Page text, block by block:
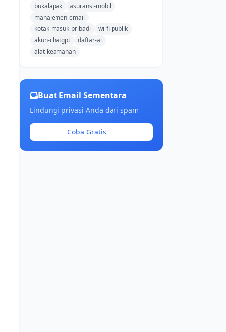
bukalapak
asuransi-mobil
manajemen-email
kotak-masuk-pribadi
wi-fi-publik
akun-chatgpt
daftar-ai
alat-keamanan
Buat Email Sementara
Lindungi privasi Anda dari spam
Coba Gratis →